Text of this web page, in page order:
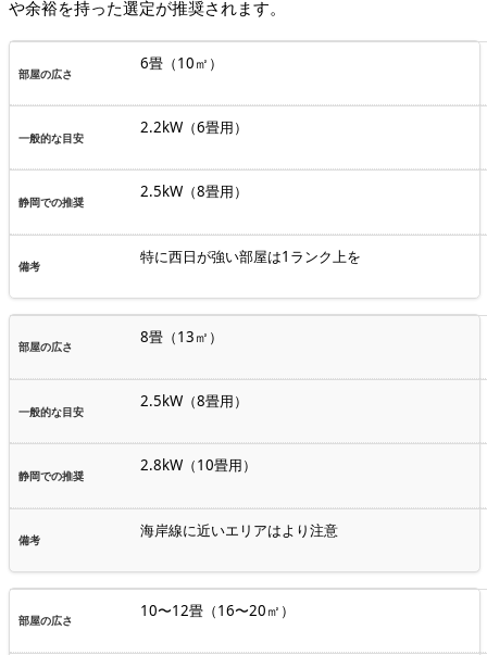
や余裕を持った選定が推奨されます。
6畳（10㎡）
2.2kW（6畳用）
2.5kW（8畳用）
特に西日が強い部屋は1ランク上を
8畳（13㎡）
2.5kW（8畳用）
2.8kW（10畳用）
海岸線に近いエリアはより注意
10〜12畳（16〜20㎡）